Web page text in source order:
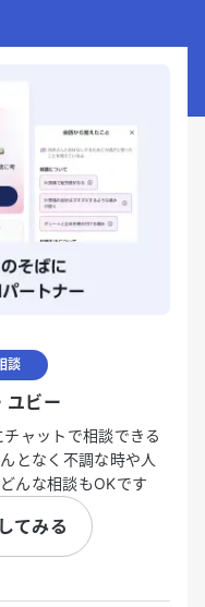
談
ユビー
ャットで相談できる
となく不調な時や人
んな相談もOKです
てみる